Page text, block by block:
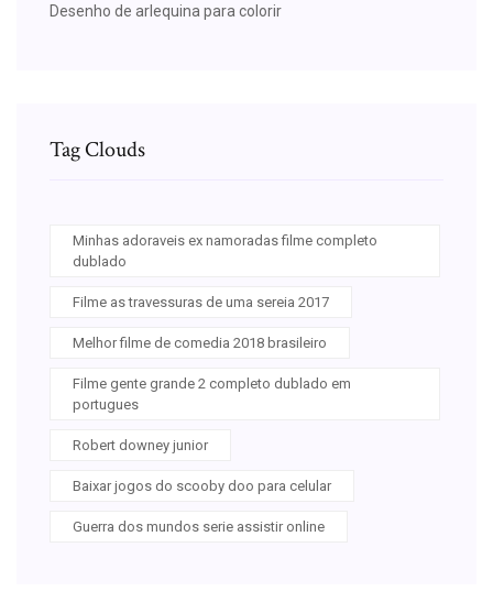
Desenho de arlequina para colorir
Tag Clouds
Minhas adoraveis ex namoradas filme completo
dublado
Filme as travessuras de uma sereia 2017
Melhor filme de comedia 2018 brasileiro
Filme gente grande 2 completo dublado em
portugues
Robert downey junior
Baixar jogos do scooby doo para celular
Guerra dos mundos serie assistir online